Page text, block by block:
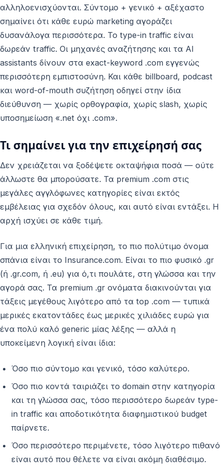
αλληλοενισχύονται. Σύντομο + γενικό + αξέχαστο
σημαίνει ότι κάθε ευρώ marketing αγοράζει
δυσανάλογα περισσότερα. Το type-in traffic είναι
δωρεάν traffic. Οι μηχανές αναζήτησης και τα AI
assistants δίνουν στα exact-keyword .com εγγενώς
περισσότερη εμπιστοσύνη. Και κάθε billboard, podcast
και word-of-mouth συζήτηση οδηγεί στην ίδια
διεύθυνση — χωρίς ορθογραφία, χωρίς slash, χωρίς
υποσημείωση «.net όχι .com».
Τι σημαίνει για την επιχείρησή σας
Δεν χρειάζεται να ξοδέψετε οκταψήφια ποσά — ούτε
άλλωστε θα μπορούσατε. Τα premium .com στις
μεγάλες αγγλόφωνες κατηγορίες είναι εκτός
εμβέλειας για σχεδόν όλους, και αυτό είναι εντάξει. Η
αρχή ισχύει σε κάθε τιμή.
Για μια ελληνική επιχείρηση, το πιο πολύτιμο όνομα
σπάνια είναι το Insurance.com. Είναι το πιο φυσικό .gr
(ή .gr.com, ή .eu) για ό,τι πουλάτε, στη γλώσσα και την
αγορά σας. Τα premium .gr ονόματα διακινούνται για
τάξεις μεγέθους λιγότερο από τα top .com — τυπικά
μερικές εκατοντάδες έως μερικές χιλιάδες ευρώ για
ένα πολύ καλό generic μίας λέξης — αλλά η
υποκείμενη λογική είναι ίδια:
Όσο πιο σύντομο και γενικό, τόσο καλύτερο.
Όσο πιο κοντά ταιριάζει το domain στην κατηγορία
και τη γλώσσα σας, τόσο περισσότερο δωρεάν type-
in traffic και αποδοτικότητα διαφημιστικού budget
παίρνετε.
Όσο περισσότερο περιμένετε, τόσο λιγότερο πιθανό
είναι αυτό που θέλετε να είναι ακόμη διαθέσιμο.